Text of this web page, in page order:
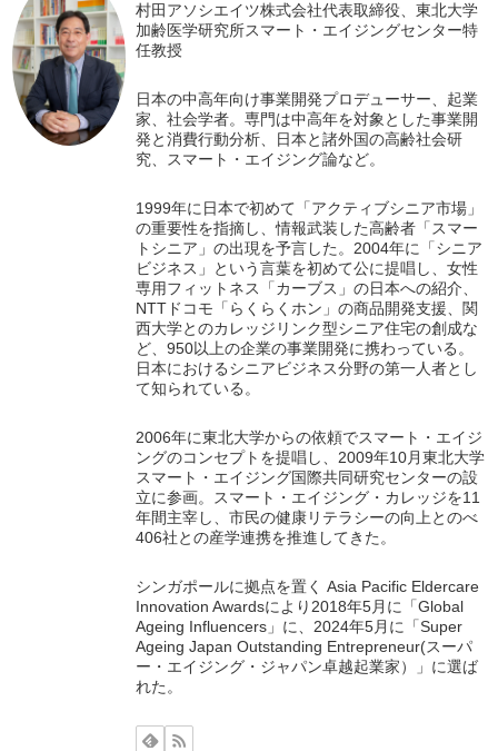
村田アソシエイツ株式会社代表取締役、東北大学
加齢医学研究所スマート・エイジングセンター特
任教授
日本の中高年向け事業開発プロデューサー、起業
家、社会学者。専門は中高年を対象とした事業開
発と消費行動分析、日本と諸外国の高齢社会研
究、スマート・エイジング論など。
1999年に日本で初めて「アクティブシニア市場」
の重要性を指摘し、情報武装した高齢者「スマー
トシニア」の出現を予言した。2004年に「シニア
ビジネス」という言葉を初めて公に提唱し、女性
専用フィットネス「カーブス」の日本への紹介、
NTTドコモ「らくらくホン」の商品開発支援、関
西大学とのカレッジリンク型シニア住宅の創成な
ど、950以上の企業の事業開発に携わっている。
日本におけるシニアビジネス分野の第一人者とし
て知られている。
2006年に東北大学からの依頼でスマート・エイジ
ングのコンセプトを提唱し、2009年10月東北大学
スマート・エイジング国際共同研究センターの設
立に参画。スマート・エイジング・カレッジを11
年間主宰し、市民の健康リテラシーの向上とのべ
406社との産学連携を推進してきた。
シンガポールに拠点を置く Asia Pacific Eldercare
Innovation Awardsにより2018年5月に「Global
Ageing Influencers」に、2024年5月に「Super
Ageing Japan Outstanding Entrepreneur(スーパ
ー・エイジング・ジャパン卓越起業家）」に選ば
れた。